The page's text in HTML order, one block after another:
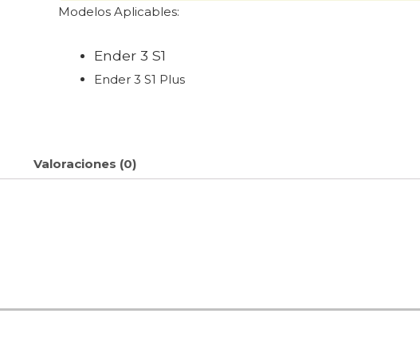
Modelos Aplicables:
Ender 3 S1
Ender 3 S1 Plus
Valoraciones (0)